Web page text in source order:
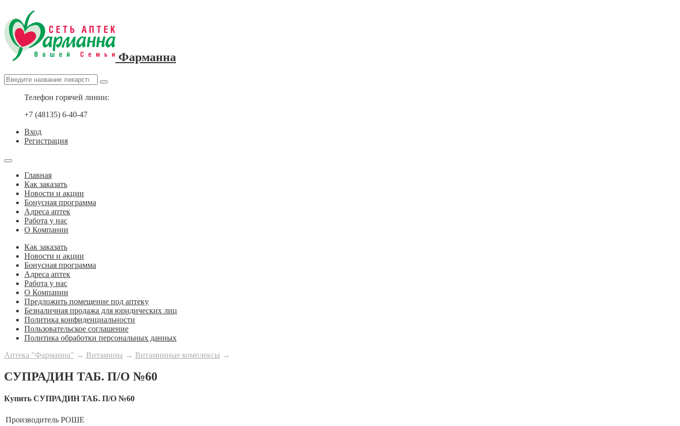
Фарманна
Телефон горячей линии:
+7 (48135) 6-40-47
Вход
Регистрация
Главная
Как заказать
Новости и акции
Бонусная программа
Адреса аптек
Работа у нас
О Компании
Как заказать
Новости и акции
Бонусная программа
Адреса аптек
Работа у нас
О Компании
Предложить помещение под аптеку
Безналичная продажа для юридических лиц
Политика конфиденциальности
Пользовательское соглашение
Политика обработки персональных данных
Аптека "Фарманна" → Витамины → Витаминные комплексы →
СУПРАДИН ТАБ. П/О №60
Купить СУПРАДИН ТАБ. П/О №60
Производитель РОШЕ